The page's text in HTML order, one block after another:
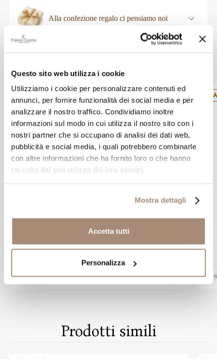
Questo sito web utilizza i cookie
Utilizziamo i cookie per personalizzare contenuti ed
annunci, per fornire funzionalità dei social media e per
analizzare il nostro traffico. Condividiamo inoltre
informazioni sul modo in cui utilizza il nostro sito con i
nostri partner che si occupano di analisi dei dati web,
pubblicità e social media, i quali potrebbero combinarle
con altre informazioni che ha fornito loro o che hanno
raccolto dal suo utilizzo dei loro servizi.
Mostra dettagli
Accetta tutti
Personalizza
Alla confezione regalo ci pensiamo noi
SALDI
Girocollo Damiani con piastra in oro
bianco e brillanti
€ 4095,00 € 2866,50 -30% €
Prodotti simili